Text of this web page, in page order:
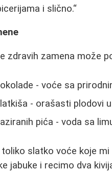
i slično.
zdravih zamena može
- voće sa
- orašasti plodovi
pića - voda sa
slatko voće koje
jabuke i recimo dva